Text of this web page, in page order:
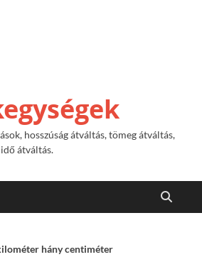
hosszúság átváltás, tömeg átváltás,
átváltás.
hány centiméter